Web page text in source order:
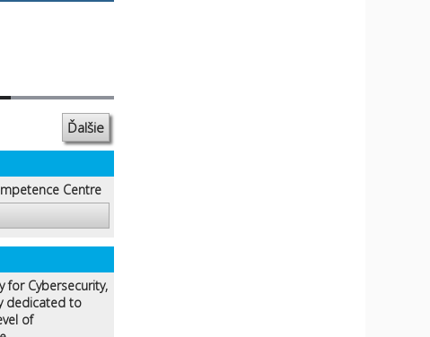
Ďalšie
Centre
for Cybersecurity,
dedicated to
of